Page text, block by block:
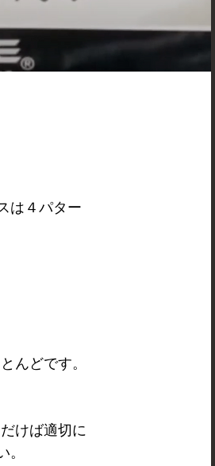
は４パター
んどです。
けば適切に